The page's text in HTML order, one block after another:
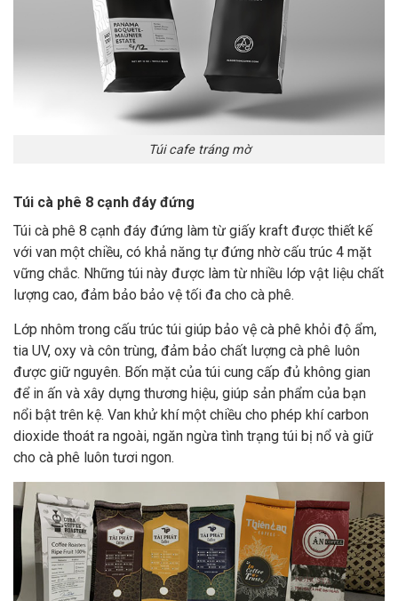
Túi cafe tráng mờ
Túi cà phê 8 cạnh đáy đứng
Túi cà phê 8 cạnh đáy đứng làm từ giấy kraft được thiết kế
với van một chiều, có khả năng tự đứng nhờ cấu trúc 4 mặt
vững chắc. Những túi này được làm từ nhiều lớp vật liệu chất
lượng cao, đảm bảo bảo vệ tối đa cho cà phê.
Lớp nhôm trong cấu trúc túi giúp bảo vệ cà phê khỏi độ ẩm,
tia UV, oxy và côn trùng, đảm bảo chất lượng cà phê luôn
được giữ nguyên. Bốn mặt của túi cung cấp đủ không gian
để in ấn và xây dựng thương hiệu, giúp sản phẩm của bạn
nổi bật trên kệ. Van khử khí một chiều cho phép khí carbon
dioxide thoát ra ngoài, ngăn ngừa tình trạng túi bị nổ và giữ
cho cà phê luôn tươi ngon.